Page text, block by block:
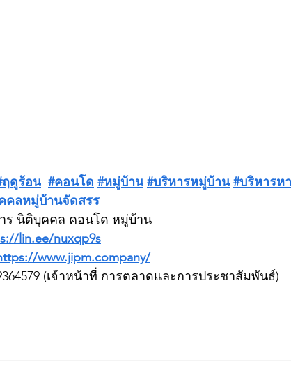
ฤดูร้อน #คอนโด #หมู่บ้าน #บริหารหมู่บ้าน #บริหารห
คลหมู่บ้านจัดสรร
ร นิติบุคคล คอนโด หมู่บ้าน
lin.ee/nuxqp9s
www.jipm.company/
(เจ้าหน้าที่ การตลาดและการประชาสัมพันธ์)